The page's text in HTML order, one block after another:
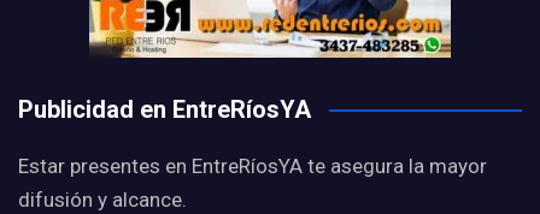
Publicidad en EntreRíosYA
Estar presentes en EntreRíosYA te asegura la mayor
difusión y alcance.